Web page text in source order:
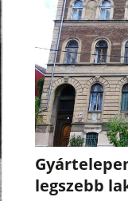
legszebb